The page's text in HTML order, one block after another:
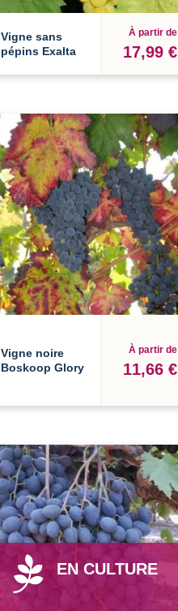
Vigne sans
pépins Exalta
À partir de
17,99 €
Vigne noire
Boskoop Glory
À partir de
11,66 €
EN CULTURE